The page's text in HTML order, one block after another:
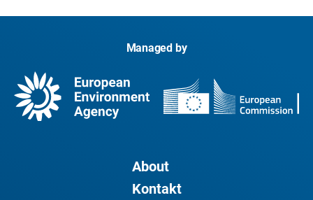
Managed by
About
Kontakt